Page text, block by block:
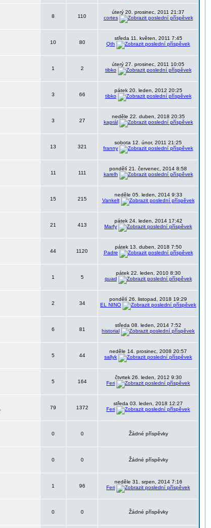
8 110
úterý 20. prosinec, 2011 21:37
cortes
10 80
středa 11. květen, 2011 7:45
Qth
1 2
úterý 27. prosinec, 2011 10:05
tibko
3 66
pátek 20. leden, 2012 20:25
tibko
3 27
neděle 22. duben, 2018 20:35
kaprál
13 321
sobota 12. únor, 2011 21:25
franny
11 111
pondělí 21. červenec, 2014 8:58
karelh
15 215
neděle 05. leden, 2014 9:33
Vankelt
21 413
pátek 24. leden, 2014 17:42
Marfy
44 1120
pátek 13. duben, 2018 7:50
Padre
1 5
pátek 22. leden, 2010 8:30
quad
2 34
pondělí 26. listopad, 2018 19:29
EL NINO
6 81
středa 08. leden, 2014 7:52
historial
5 44
neděle 14. prosinec, 2008 20:57
sallyk
5 164
čtvrtek 26. leden, 2012 9:30
Feri
79 1372
středa 03. leden, 2018 12:27
Feri
0 0 Žádné příspěvky
0 0 Žádné příspěvky
1 96
neděle 31. srpen, 2014 7:16
Feri
0 0 Žádné příspěvky